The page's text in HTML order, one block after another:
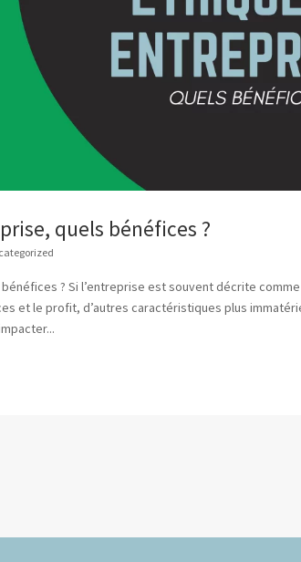
quels bénéfices ?
? Si l’entreprise est souvent décrite
et le profit, d’autres caractéristiques plus